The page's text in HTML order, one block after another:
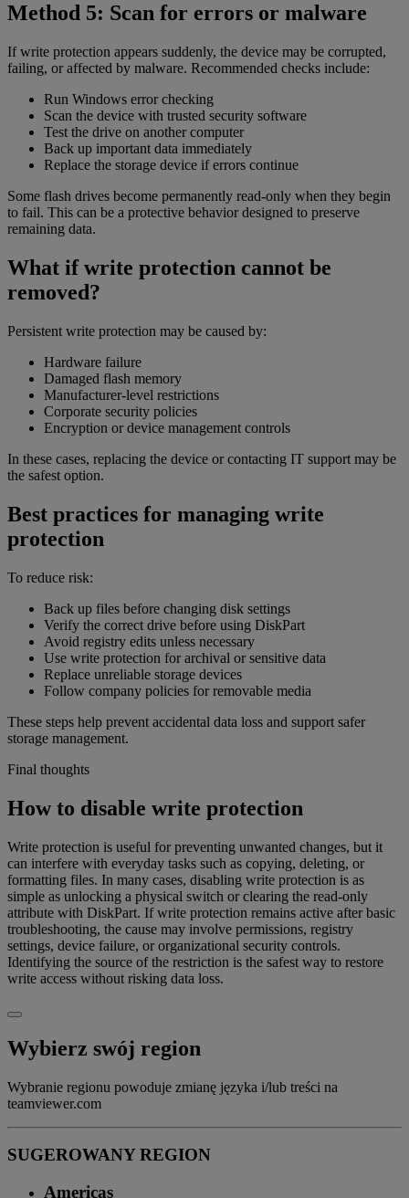
Method 5: Scan for errors or malware
If write protection appears suddenly, the device may be corrupted,
failing, or affected by malware. Recommended checks include:
Run Windows error checking
Scan the device with trusted security software
Test the drive on another computer
Back up important data immediately
Replace the storage device if errors continue
Some flash drives become permanently read-only when they begin
to fail. This can be a protective behavior designed to preserve
remaining data.
What if write protection cannot be
removed?
Persistent write protection may be caused by:
Hardware failure
Damaged flash memory
Manufacturer-level restrictions
Corporate security policies
Encryption or device management controls
In these cases, replacing the device or contacting IT support may be
the safest option.
Best practices for managing write
protection
To reduce risk:
Back up files before changing disk settings
Verify the correct drive before using DiskPart
Avoid registry edits unless necessary
Use write protection for archival or sensitive data
Replace unreliable storage devices
Follow company policies for removable media
These steps help prevent accidental data loss and support safer
storage management.
Final thoughts
How to disable write protection
Write protection is useful for preventing unwanted changes, but it
can interfere with everyday tasks such as copying, deleting, or
formatting files. In many cases, disabling write protection is as
simple as unlocking a physical switch or clearing the read-only
attribute with DiskPart. If write protection remains active after basic
troubleshooting, the cause may involve permissions, registry
settings, device failure, or organizational security controls.
Identifying the source of the restriction is the safest way to restore
write access without risking data loss.
Wybierz swój region
Wybranie regionu powoduje zmianę języka i/lub treści na
teamviewer.com
SUGEROWANY REGION
Americas